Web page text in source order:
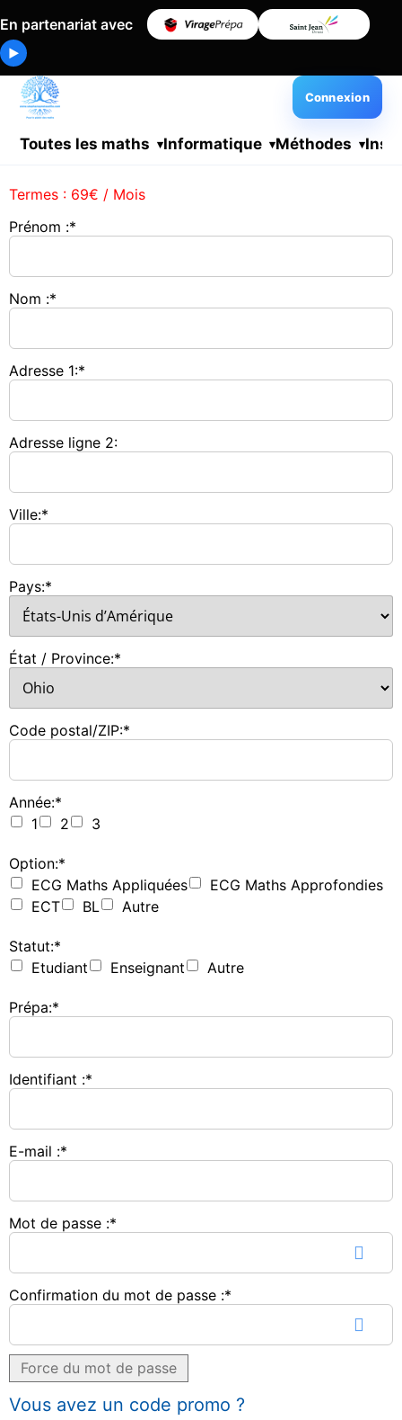
En partenariat avec
▶
Toutes les maths Informatique Méthodes
Connexion
Termes : 69€ / Mois
Prénom :*
Nom :*
Adresse 1:*
Adresse ligne 2:
Ville:*
Pays:*
État / Province:*
Code postal/ZIP:*
Année:*
1
2 3
Option:*
ECG Maths Appliquées
ECG Maths Approfondies
ECT
BL Autre
Statut:*
Etudiant
Enseignant Autre
Prépa:*
Identifiant :*
E-mail :*
Mot de passe :*
Confirmation du mot de passe :*
Force du mot de passe
Vous avez un code promo ?